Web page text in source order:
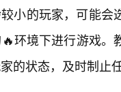
小的玩家，可能会
环境下进行游戏
的状态，及时制止